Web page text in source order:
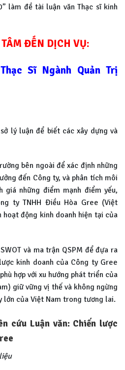
làm đề tài luận văn Thạc sĩ kinh
ĐẾN DỊCH VỤ:
Sĩ Ngành Quản Trị
lý luận để biết các xây dựng và
bên ngoài để xác định những
đến Công ty, và phân tích môi
những điểm mạnh điểm yếu,
ty TNHH Điều Hòa Gree (Việt
hoạt động kinh doanh hiện tại của
và ma trận QSPM để đựa ra
kinh doanh của Công ty Gree
hợp với xu hướng phát triển của
giữ vững vị thế và không ngừng
lớn của Việt Nam trong tương lai.
cứu Luận văn: Chiến lược